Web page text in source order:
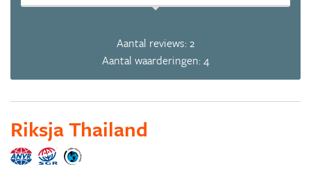
Aantal reviews: 2
Aantal waarderingen: 4
Riksja Thailand